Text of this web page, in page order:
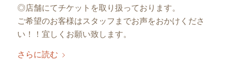
◎店舗にてチケットを取り扱っております。
ご希望のお客様はスタッフまでお声をおかけくださ
い！！宜しくお願い致します。
さらに読む